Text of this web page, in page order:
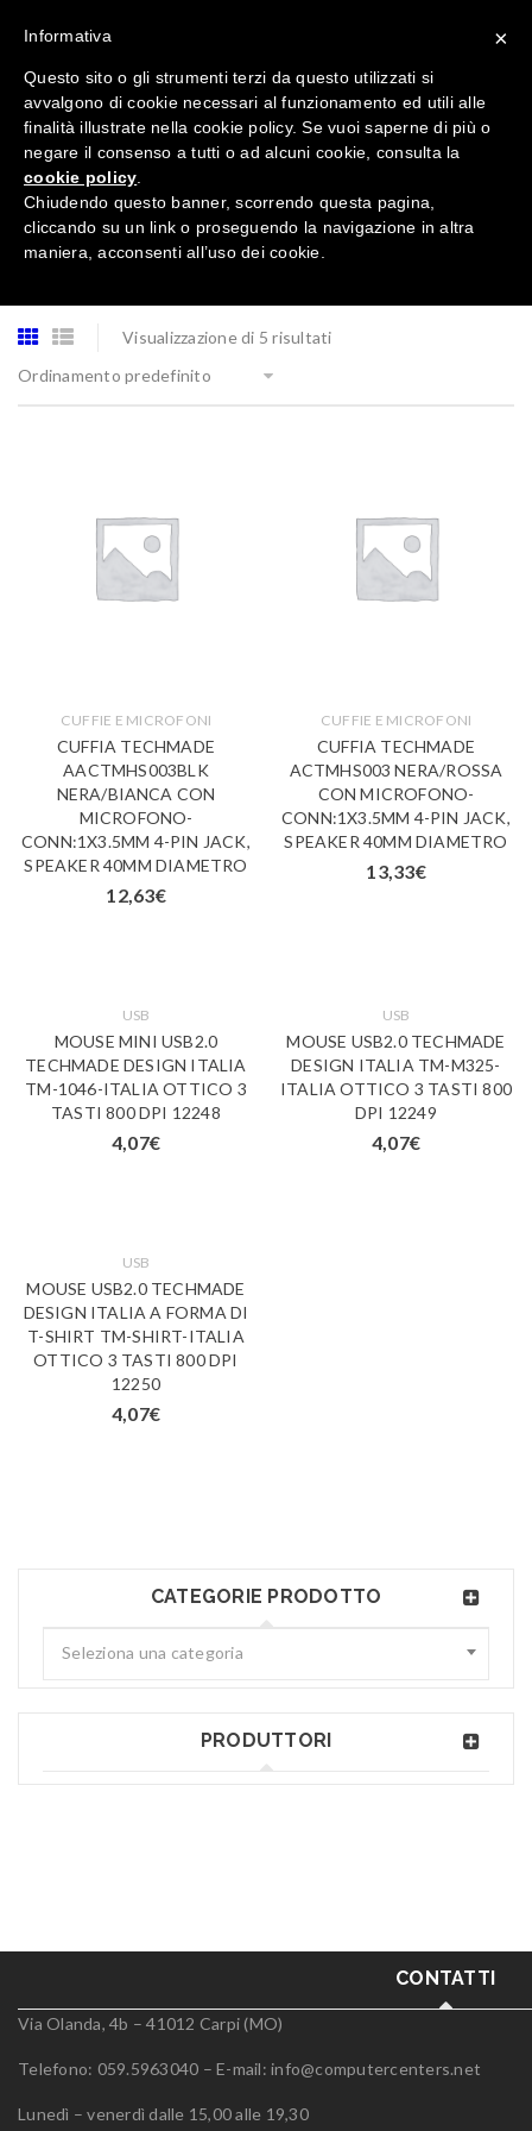
Tutte le categorie
CATEGORIE PRODOTTO
Seleziona una categoria
PRODUTTORI
Visualizzazione di 5 risultati
Ordinamento predefinito
CUFFIE E MICROFONI
CUFFIA TECHMADE
AACTMHS003BLK
NERA/BIANCA CON
MICROFONO-
CONN:1X3.5MM 4-PIN JACK,
SPEAKER 40MM DIAMETRO
12,63€
CUFFIE E MICROFONI
CUFFIA TECHMADE
ACTMHS003 NERA/ROSSA
CON MICROFONO-
CONN:1X3.5MM 4-PIN JACK,
SPEAKER 40MM DIAMETRO
13,33€
USB
MOUSE MINI USB2.0
TECHMADE DESIGN ITALIA
TM-1046-ITALIA OTTICO 3
TASTI 800 DPI 12248
4,07€
USB
MOUSE USB2.0 TECHMADE
DESIGN ITALIA TM-M325-
ITALIA OTTICO 3 TASTI 800
DPI 12249
4,07€
USB
MOUSE USB2.0 TECHMADE
DESIGN ITALIA A FORMA DI
T-SHIRT TM-SHIRT-ITALIA
OTTICO 3 TASTI 800 DPI
12250
4,07€
CONTATTI
Via Olanda, 4b – 41012 Carpi (MO)
Telefono: 059.5963040 – E-mail: info@computercenters.net
Lunedì – venerdì dalle 15,00 alle 19,30
×
Informativa
Questo sito o gli strumenti terzi da questo utilizzati si
avvalgono di cookie necessari al funzionamento ed utili alle
finalità illustrate nella cookie policy. Se vuoi saperne di più o
negare il consenso a tutti o ad alcuni cookie, consulta la
cookie policy
Chiudendo questo banner, scorrendo questa pagina,
cliccando su un link o proseguendo la navigazione in altra
maniera, acconsenti all’uso dei cookie.